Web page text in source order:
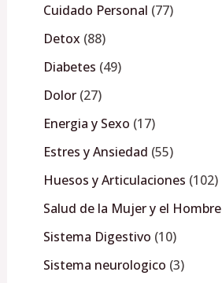
Cuidado Personal 77
Detox 88
Diabetes 49
Dolor 27
Energia y Sexo 17
Estres y Ansiedad 55
Huesos y Articulaciones 102
Salud de la Mujer y el Hombre
Sistema Digestivo 10
Sistema neurologico 3